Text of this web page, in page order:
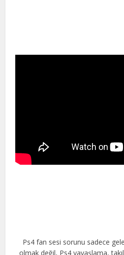
Ps4 fan sesi sorunu sadece
olmak değil, Ps4 yavaşlama,